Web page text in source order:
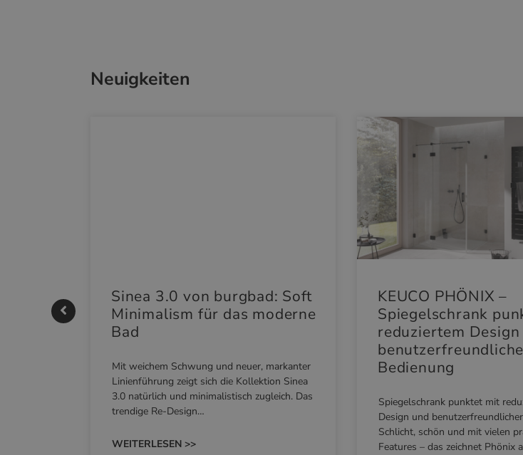
Neuigkeiten
Sinea 3.0 von burgbad: Soft
Minimalism für das moderne
Bad
Mit weichem Schwung und neuer, markanter
Linienführung zeigt sich die Kollektion Sinea
3.0 natürlich und minimalistisch zugleich. Das
trendige Re-Design…
WEITERLESEN >>
KEUCO PHÖNIX –
Spiegelschrank
reduziertem Design
Bedienung
Spiegelschrank punktet mit
Design und
Schlicht, schön und mit vielen
Features – das zeichnet Phönix